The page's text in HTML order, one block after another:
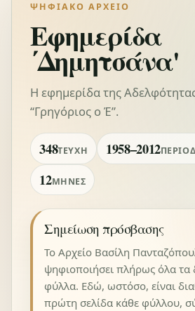
ΨΗΦΙΑΚΌ ΑΡΧΕΊΟ
Εφημερίδα
΄Δημητσάνα'
Η εφημερίδα της
“Γρηγόριος ο Έ”.
348ΤΕΎΧΗ 1958–2012
12ΜΉΝΕΣ
Σημείωση πρόσβασης
Το Αρχείο Βασίλη
ψηφιοποιήσει πλήρως όλα τα
φύλλα. Εδώ, ωστόσο, είναι
πρώτη σελίδα κάθε φύλλου,